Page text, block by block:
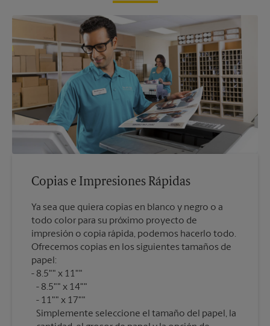
Copias e Impresiones Rápidas
Ya sea que quiera copias en blanco y negro o a
todo color para su próximo proyecto de
impresión o copia rápida, podemos hacerlo todo.
Ofrecemos copias en los siguientes tamaños de
papel:
8.5"" x 11""
8.5"" x 14""
11"" x 17""
Simplemente seleccione el tamaño del papel, la